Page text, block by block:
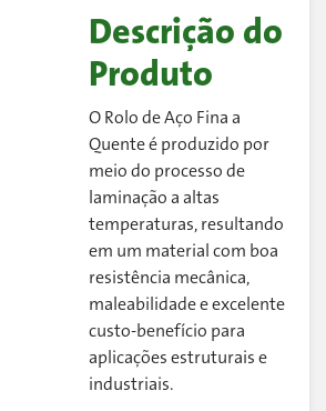
Descrição do
Produto
O Rolo de Aço Fina a
Quente é produzido por
meio do processo de
laminação a altas
temperaturas, resultando
em um material com boa
resistência mecânica,
maleabilidade e excelente
custo-benefício para
aplicações estruturais e
industriais.